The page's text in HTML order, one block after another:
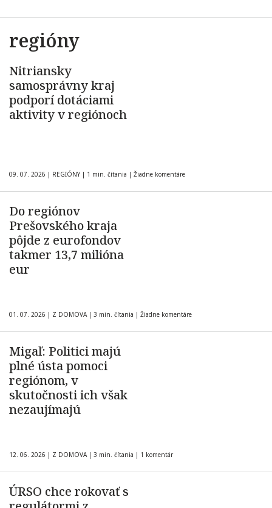
regióny
Nitriansky
samosprávny kraj
podporí dotáciami
aktivity v regiónoch
09. 07. 2026 | REGIÓNY | 1 min. čítania | Žiadne komentáre
Do regiónov
Prešovského kraja
pôjde z eurofondov
takmer 13,7 milióna
eur
01. 07. 2026 | Z DOMOVA | 3 min. čítania | Žiadne komentáre
Migaľ: Politici majú
plné ústa pomoci
regiónom, v
skutočnosti ich však
nezaujímajú
12. 06. 2026 | Z DOMOVA | 3 min. čítania | 1 komentár
ÚRSO chce rokovať s